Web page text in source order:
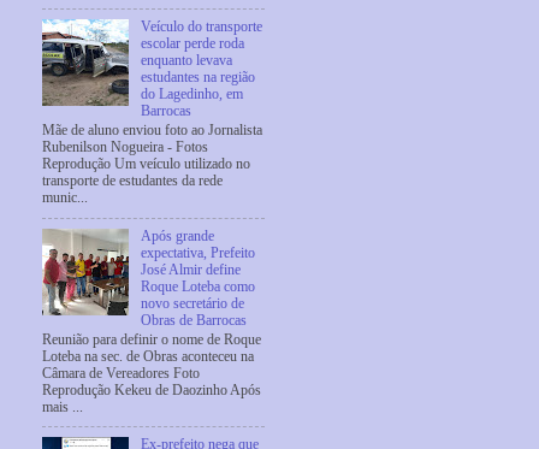
Veículo do transporte
escolar perde roda
enquanto levava
estudantes na região
do Lagedinho, em
Barrocas
Mãe de aluno enviou foto ao Jornalista
Rubenilson Nogueira - Fotos
Reprodução Um veículo utilizado no
transporte de estudantes da rede
munic...
Após grande
expectativa, Prefeito
José Almir define
Roque Loteba como
novo secretário de
Obras de Barrocas
Reunião para definir o nome de Roque
Loteba na sec. de Obras aconteceu na
Câmara de Vereadores Foto
Reprodução Kekeu de Daozinho Após
mais ...
Ex-prefeito nega que